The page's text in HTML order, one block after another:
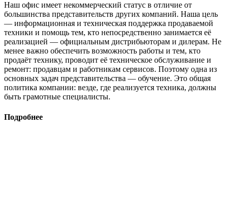
Наш офис имеет некоммерческий статус в отличие от
большинства представительств других компаний. Наша цель
— информационная и техническая поддержка продаваемой
техники и помощь тем, кто непосредственно занимается её
реализацией — официальным дистрибьюторам и дилерам. Не
менее важно обеспечить возможность работы и тем, кто
продаёт технику, проводит её техническое обслуживание и
ремонт: продавцам и работникам сервисов. Поэтому одна из
основных задач представительства — обучение. Это общая
политика компании: везде, где реализуется техника, должны
быть грамотные специалисты.
Подробнее